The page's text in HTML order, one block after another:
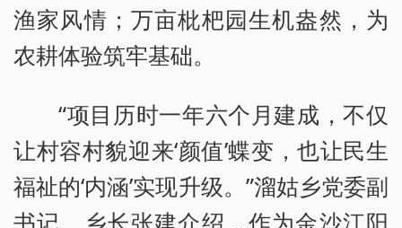
渔家风情；万亩枇杷园生机盎然，为
农耕体验筑牢基础。
“项目历时一年六个月建成，不仅
让村容村貌迎来‘颜值’蝶变，也让民生
福祉的‘内涵’实现升级。”溜姑乡党委副
书记、乡长张建介绍，作为金沙江阳